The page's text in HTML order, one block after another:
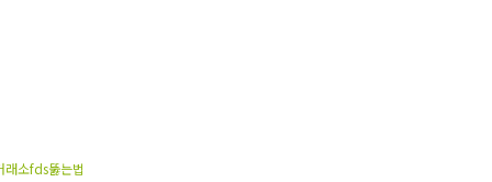
래소fds뚫는법